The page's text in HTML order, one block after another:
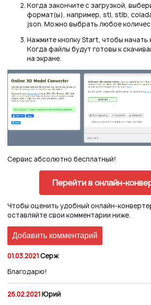
Когда закончите с загрузкой,
формат(ы), например, stl, stlb,
json. Можно выбрать любое
Нажмите кнопку Start, чтобы начать
Когда файлы будут готовы к
на экране.
Сервис абсолютно бесплатный!
Перейти в онлайн-
Чтобы оценить удобный онлайн-
оставляйте свои комментарии ниже.
01.03.2021Серж
Благодарю!
26.02.2021Юрий